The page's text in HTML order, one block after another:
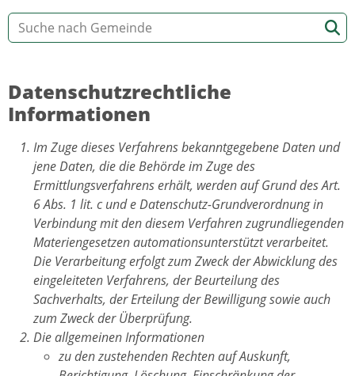
Datenschutzrechtliche
Informationen
Im Zuge dieses Verfahrens bekanntgegebene Daten und
jene Daten, die die Behörde im Zuge des
Ermittlungsverfahrens erhält, werden auf Grund des Art.
6 Abs. 1 lit. c und e Datenschutz-Grundverordnung in
Verbindung mit den diesem Verfahren zugrundliegenden
Materiengesetzen automationsunterstützt verarbeitet.
Die Verarbeitung erfolgt zum Zweck der Abwicklung des
eingeleiteten Verfahrens, der Beurteilung des
Sachverhalts, der Erteilung der Bewilligung sowie auch
zum Zweck der Überprüfung.
Die allgemeinen Informationen
zu den zustehenden Rechten auf Auskunft,